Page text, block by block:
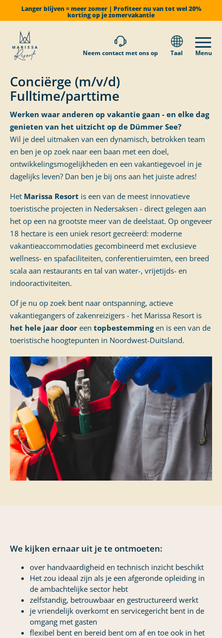
Langer blijven = meer zomer | Profiteer nu van tot wel 20%
korting op je zomervakantie
Neem contact met ons op Taal Menu
Conciërge (m/v/d)
Fulltime/parttime
Werken waar anderen op vakantie gaan - en elke dag
genieten van het uitzicht op de Dümmer See?
Wil je deel uitmaken van een dynamisch, betrokken team
en ben je op zoek naar een baan met een doel,
ontwikkelingsmogelijkheden en een vakantiegevoel in je
dagelijks leven? Dan ben je bij ons aan het juiste adres!
Het Marissa Resort is een van de meest innovatieve
toeristische projecten in Nedersaksen - direct gelegen aan
het op een na grootste meer van de deelstaat. Op ongeveer
18 hectare is een uniek resort gecreëerd: moderne
vakantieaccommodaties gecombineerd met exclusieve
wellness- en spafaciliteiten, conferentieruimten, een breed
scala aan restaurants en tal van water-, vrijetijds- en
indooractiviteiten.
Of je nu op zoek bent naar ontspanning, actieve
vakantiegangers of zakenreizigers - het Marissa Resort is
het hele jaar door een topbestemmingen is een van de
toeristische hoogtepunten in Noordwest-Duitsland.
We kijken ernaar uit je te ontmoeten:
over handvaardigheid en technisch inzicht beschikt
Het zou ideaal zijn als je een afgeronde opleiding in
de ambachtelijke sector hebt
zelfstandig, betrouwbaar en gestructureerd werkt
je vriendelijk overkomt en servicegericht bent in de
omgang met gasten
flexibel bent en bereid bent om af en toe ook in het